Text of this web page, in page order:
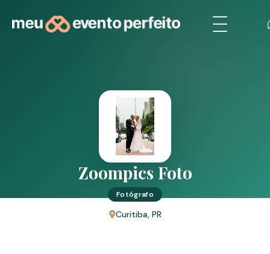
Zoompics Foto
Fotógrafo
Curitiba, PR